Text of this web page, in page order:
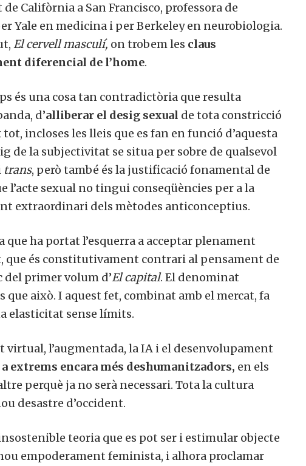
Califòrnia a San Francisco, professora de
Yale en medicina i per Berkeley en neurobiologia.
El cervell masculí,on trobem lesclaus
diferencial de l’home.
és una cosa tan contradictòria que resulta
d’alliberar el desig sexualde tota constricció
incloses les lleis que es fan en funció d’aquesta
de la subjectivitat se situa per sobre de qualsevol
, però també és la justificació fonamental de
l’acte sexual no tingui conseqüències per a la
extraordinari dels mètodes anticonceptius.
ha portat l’esquerra a acceptar plenament
que és constitutivament contrari al pensament de
primer volum d’El capital. El denominat
això. I aquest fet, combinat amb el mercat, fa
elasticitat sense límits.
l’augmentada, la IA i el desenvolupament
extrems encara més deshumanitzadors,en els
perquè ja no serà necessari. Tota la cultura
desastre d’occident.
teoria que es pot ser i estimular objecte
empoderament feminista, i alhora proclamar
col·laborar a Converses a
Et convidem a participar i ser un
membre actiu de la nostra comunitat.
Si, vull col·laborar
activament
No, però vull
butlletí